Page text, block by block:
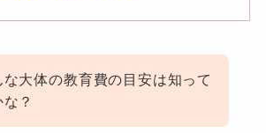
な大体の教育費の目安は知って
？